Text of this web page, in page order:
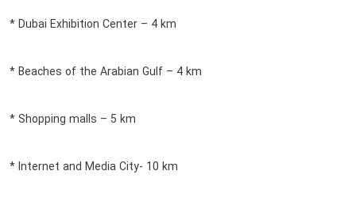
* Dubai Exhibition Center – 4 km
* Beaches of the Arabian Gulf – 4 km
* Shopping malls – 5 km
* Internet and Media City- 10 km